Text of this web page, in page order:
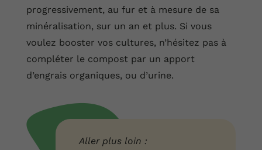
progressivement, au fur et à mesure de sa
minéralisation, sur un an et plus. Si vous
voulez booster vos cultures, n’hésitez pas à
compléter le compost par un apport
d’engrais organiques, ou d’urine.
Aller plus loin :